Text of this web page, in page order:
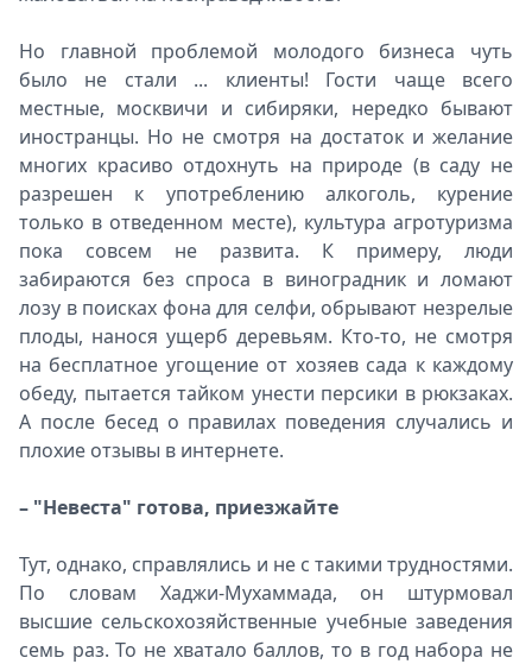
Но главной проблемой молодого бизнеса чуть
было не стали ... клиенты! Гости чаще всего
местные, москвичи и сибиряки, нередко бывают
иностранцы. Но не смотря на достаток и желание
многих красиво отдохнуть на природе (в саду не
разрешен к употреблению алкоголь, курение
только в отведенном месте), культура агротуризма
пока совсем не развита. К примеру, люди
забираются без спроса в виноградник и ломают
лозу в поисках фона для селфи, обрывают незрелые
плоды, нанося ущерб деревьям. Кто-то, не смотря
на бесплатное угощение от хозяев сада к каждому
обеду, пытается тайком унести персики в рюкзаках.
А после бесед о правилах поведения случались и
плохие отзывы в интернете.
– "Невеста" готова, приезжайте
Тут, однако, справлялись и не с такими трудностями.
По словам Хаджи-Мухаммада, он штурмовал
высшие сельскохозяйственные учебные заведения
семь раз. То не хватало баллов, то в год набора не